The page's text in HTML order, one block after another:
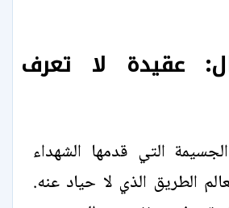
عقيدة لا تعرف
التي قدمها الشهداء
الطريق الذي لا حياد عنه.